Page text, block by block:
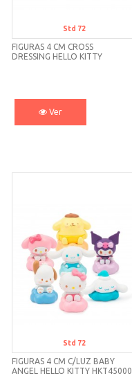
Std 72
FIGURAS 4 CM CROSS
DRESSING HELLO KITTY
Ver
Std 72
FIGURAS 4 CM C/LUZ BABY
ANGEL HELLO KITTY HKT45000